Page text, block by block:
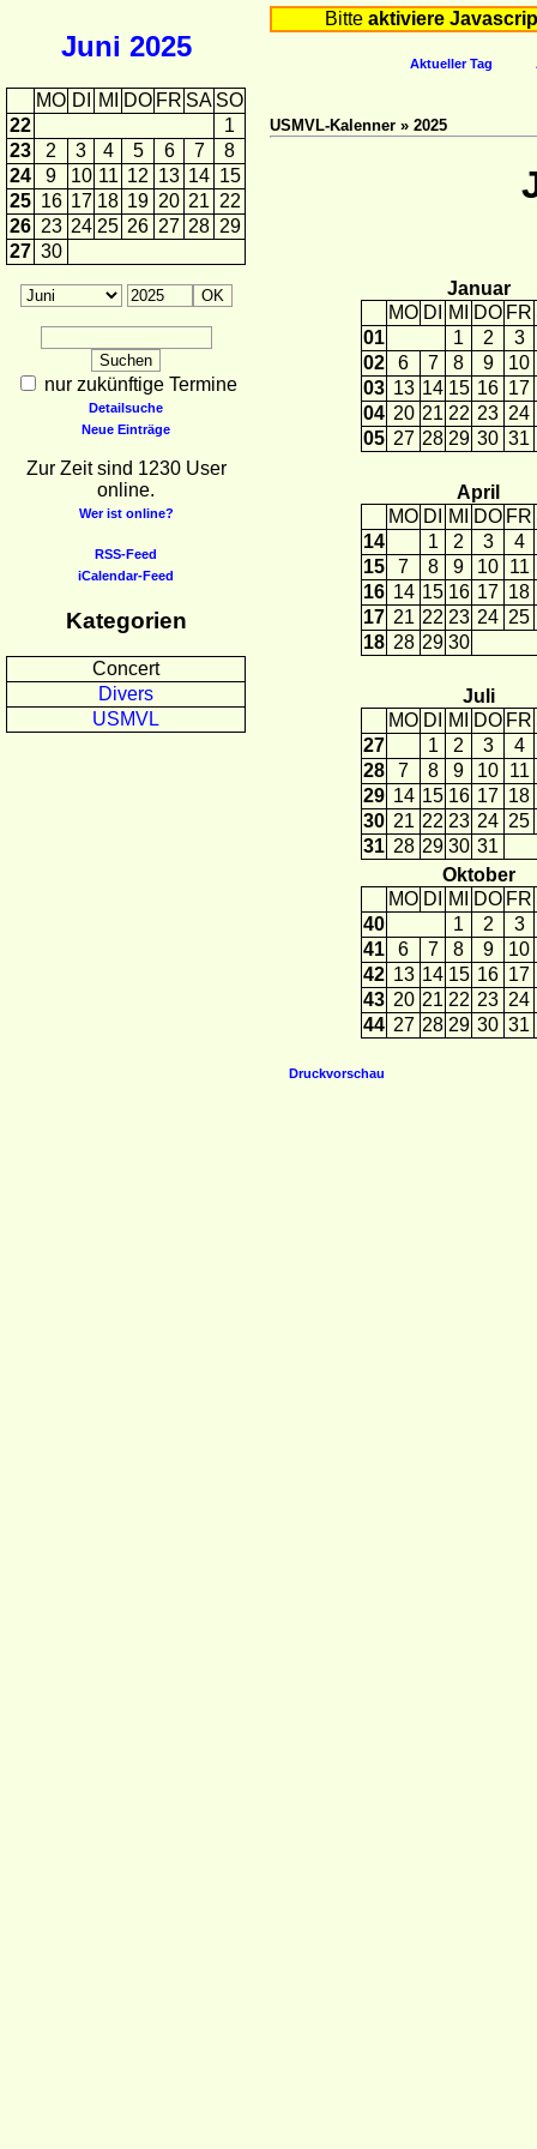
Juni 2025
MO DI MI DO FR SA SO
22
1
23
2 3 4 5 6 7
8
24
9 10 11 12 13 14 15
25 16 17 18 19 20 21 22
26 23 24 25 26 27 28 29
27 30
nur zukünftige Termine
Detailsuche
Neue Einträge
Zur Zeit sind 1230 User
online.
Wer ist online?
RSS-Feed
iCalendar-Feed
Kategorien
Concert
Divers
USMVL
Bitte aktiviere
Aktueller Tag
USMVL-Kalenner » 2025
Januar
MO DI MI DO FR
01
1 2
3
02
6 7 8 9
10
03 13 14 15 16 17
04 20 21 22 23 24
05 27 28 29 30 31
April
MO DI MI DO FR
14
1 2 3
4
15
7 8 9 10 11
16 14 15 16 17 18
17 21 22 23 24 25
18 28 29 30
Juli
MO DI MI DO FR
27
1 2 3
4
28
7 8 9 10 11
29 14 15 16 17 18
30 21 22 23 24 25
31 28 29 30 31
Oktober
MO DI MI DO FR
40
1 2
3
41
6 7 8 9
10
42 13 14 15 16 17
43 20 21 22 23 24
44 27 28 29 30 31
Druckvorschau